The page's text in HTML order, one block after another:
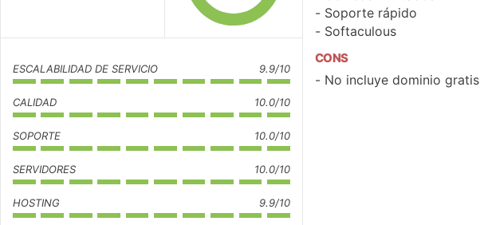
ESCALABILIDAD DE SERVICIO 9.9/10
CALIDAD 10.0/10
SOPORTE 10.0/10
SERVIDORES 10.0/10
HOSTING 9.9/10
Soporte rápido
Softaculous
CONS
No incluye dominio gratis